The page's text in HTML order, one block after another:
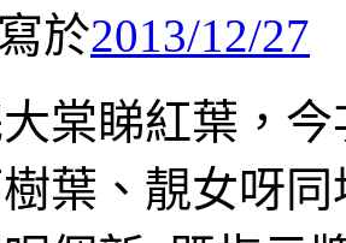
於2013/12/27
大棠睇紅葉，
葉、靚女呀